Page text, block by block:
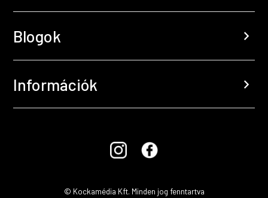
Blogok chevron_right
Információk chevron_right
© Kockamédia Kft. Minden jog fenntartva